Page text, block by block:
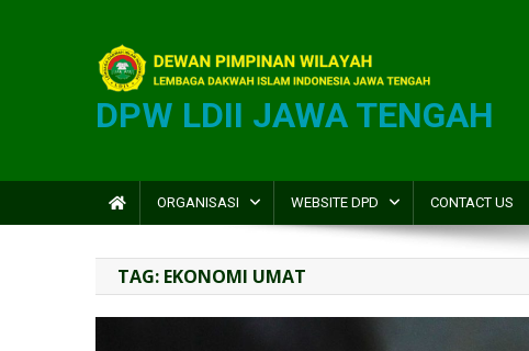
DPW LDII JAWA TENGAH
ORGANISASI WEBSITE DPD CONTACT US
TAG: EKONOMI UMAT